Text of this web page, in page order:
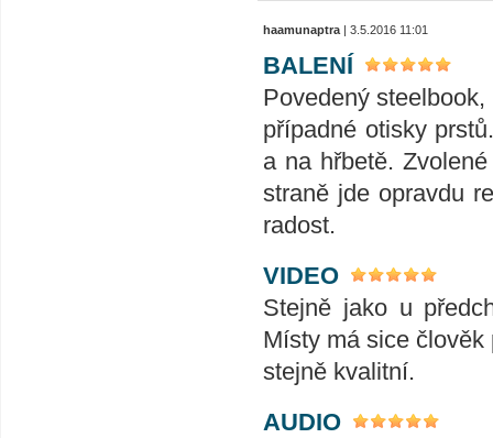
haamunaptra | 3.5.2016 11:01
BALENÍ
Povedený
případné otisky
a na hřbetě.
straně jde opravdu
radost.
VIDEO
Stejně jako u
Místy má sice
stejně kvalitní.
AUDIO